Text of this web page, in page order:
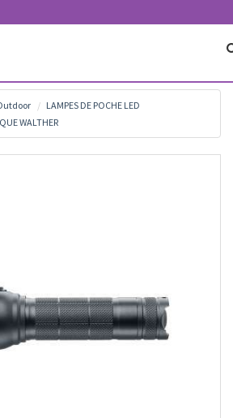
LAMPES DE POCHE LED
WALTHER